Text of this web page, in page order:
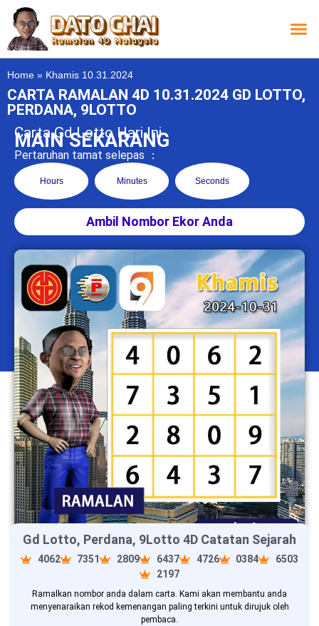
Home » Khamis 10.31.2024
CARTA RAMALAN 4D 10.31.2024 GD LOTTO,
PERDANA, 9LOTTO
Carta Gd Lotto Hari Ini
MAIN SEKARANG
Pertaruhan tamat selepas ：
Hours Minutes Seconds
Ambil Nombor Ekor Anda
Gd Lotto, Perdana, 9Lotto 4D Catatan Sejarah
4062 7351 2809 6437 4726 0384
6503
2197
Ramalkan nombor anda dalam carta. Kami akan membantu anda
menyenaraikan rekod kemenangan paling terkini untuk dirujuk oleh
pembaca.